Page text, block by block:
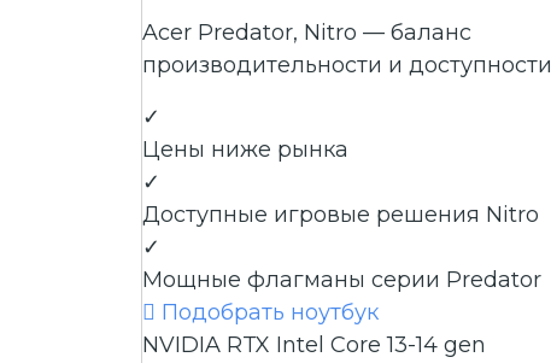
Acer Predator, Nitro — баланс
производительности и доступности
✓
Цены ниже рынка
✓
Доступные игровые решения Nitro
✓
Мощные флагманы серии Predator
 Подобрать ноутбук
NVIDIA RTX Intel Core 13-14 gen